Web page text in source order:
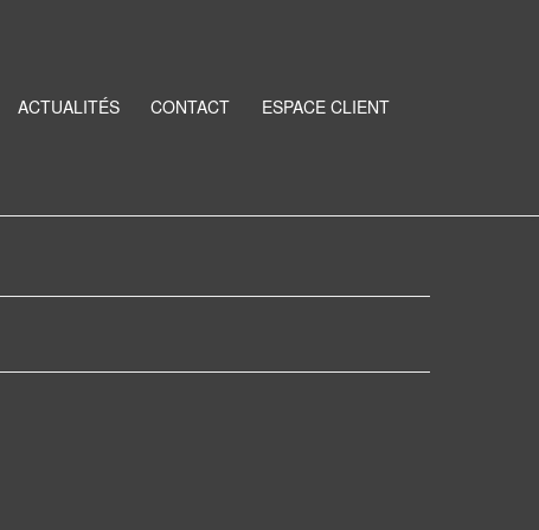
ACTUALITÉS CONTACT ESPACE CLIENT